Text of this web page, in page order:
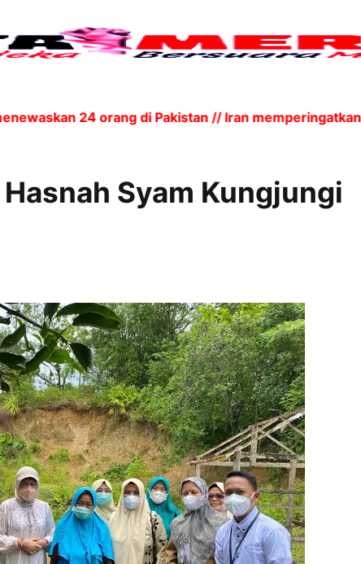
24 orang di Pakistan // Iran memperingatkan
Syam Kungjungi